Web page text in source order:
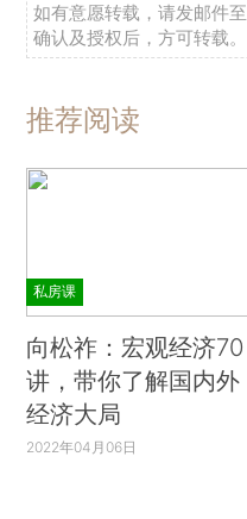
如有意愿转载，请发邮件至
确认及授权后，方可转载。
推荐阅读
私房课
向松祚：宏观经济70
讲，带你了解国内外
经济大局
2022年04月06日